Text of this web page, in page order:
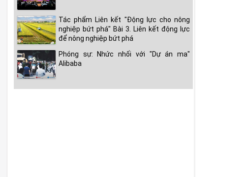
Tác phẩm Liên kết "Động lực cho nông
nghiệp bứt phá" Bài 3. Liên kết động lực
để nông nghiệp bứt phá
Phóng sự: Nhức nhối với "Dự án ma"
Alibaba